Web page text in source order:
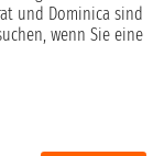
und Dominica sind
wenn Sie eine